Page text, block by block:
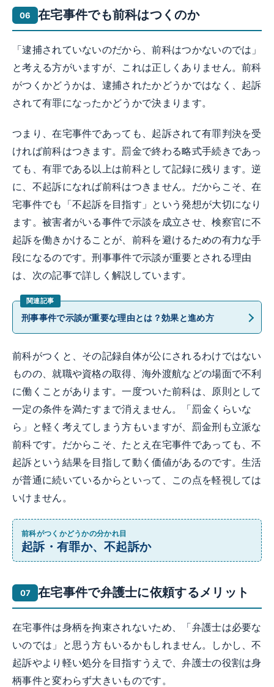
在宅事件でも前科はつくのか
「逮捕されていないのだから、前科はつかないのでは」
と考える方がいますが、これは正しくありません。前科
がつくかどうかは、逮捕されたかどうかではなく、起訴
されて有罪になったかどうかで決まります。
つまり、在宅事件であっても、起訴されて有罪判決を受
ければ前科はつきます。罰金で終わる略式手続きであっ
ても、有罪である以上は前科として記録に残ります。逆
に、不起訴になれば前科はつきません。だからこそ、在
宅事件でも「不起訴を目指す」という発想が大切になり
ます。被害者がいる事件で示談を成立させ、検察官に不
起訴を働きかけることが、前科を避けるための有力な手
段になるのです。刑事事件で示談が重要とされる理由
は、次の記事で詳しく解説しています。
刑事事件で示談が重要な理由とは？効果と進め方
前科がつくと、その記録自体が公にされるわけではない
ものの、就職や資格の取得、海外渡航などの場面で不利
に働くことがあります。一度ついた前科は、原則として
一定の条件を満たすまで消えません。「罰金くらいな
ら」と軽く考えてしまう方もいますが、罰金刑も立派な
前科です。だからこそ、たとえ在宅事件であっても、不
起訴という結果を目指して動く価値があるのです。生活
が普通に続いているからといって、この点を軽視しては
いけません。
前科がつくかどうかの分かれ目
起訴・有罪か、不起訴か
在宅事件で弁護士に依頼するメリット
在宅事件は身柄を拘束されないため、「弁護士は必要な
いのでは」と思う方もいるかもしれません。しかし、不
起訴やより軽い処分を目指すうえで、弁護士の役割は身
柄事件と変わらず大きいものです。